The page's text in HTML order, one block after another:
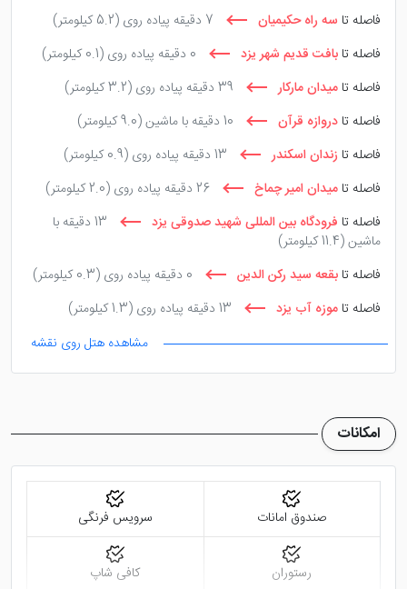
فاصله تا سه راه حکیمیان 7 دقیقه پیاده روی
(5.2 کیلومتر)
فاصله تا بافت قدیم شهر یزد 0 دقیقه پیاده روی
(0.1 کیلومتر)
فاصله تا میدان مارکار 39 دقیقه پیاده روی
(3.2 کیلومتر)
فاصله تا دروازه قرآن 10 دقیقه با ماشین
(9.0 کیلومتر)
فاصله تا زندان اسکندر 13 دقیقه پیاده روی
(0.9 کیلومتر)
فاصله تا میدان امیر چماخ 26 دقیقه پیاده روی
(2.0 کیلومتر)
فاصله تا فرودگاه بین المللی شهید صدوقی یزد
13 دقیقه با
ماشین(11.4 کیلومتر)
فاصله تا بقعه سید رکن الدین 0 دقیقه پیاده روی
(0.3 کیلومتر)
فاصله تا موزه آب یزد 13 دقیقه پیاده روی
(1.3 کیلومتر)
مشاهده هتل روی نقشه
امکانات
صندوق امانات سرویس فرنگی
رستوران کافی شاپ